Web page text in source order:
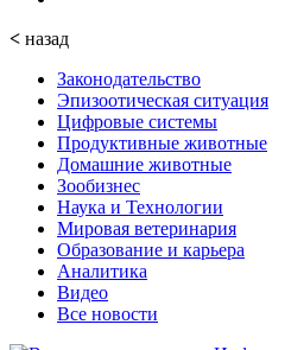
< назад
Законодательство
Эпизоотическая ситуация
Цифровые системы
Продуктивные животные
Домашние животные
Зообизнес
Наука и Технологии
Мировая ветеринария
Образование и карьера
Аналитика
Видео
Все новости